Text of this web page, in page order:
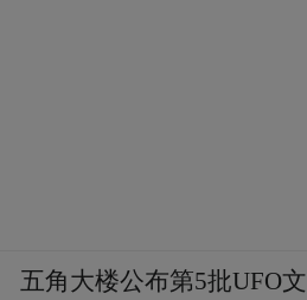
五角大楼公布第5批UFO文